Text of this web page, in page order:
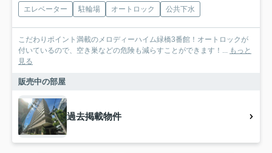
エレベーター 駐輪場 オートロック 公共下水
こだわりポイント満載のメロディーハイム緑橋3番館！オートロックが
付いているので、空き巣などの危険も減らすことができます！... もっと
見る
販売中の部屋
過去掲載物件